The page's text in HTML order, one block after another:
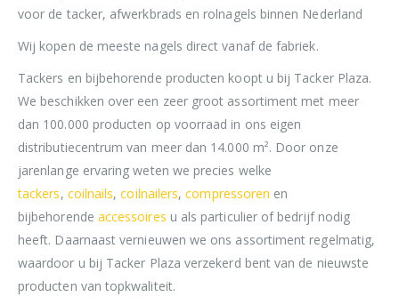
voor de tacker, afwerkbrads en rolnagels binnen Nederland
Wij kopen de meeste nagels direct vanaf de fabriek.
Tackers en bijbehorende producten koopt u bij Tacker Plaza.
We beschikken over een zeer groot assortiment met meer
dan 100.000 producten op voorraad in ons eigen
distributiecentrum van meer dan 14.000 m². Door onze
jarenlange ervaring weten we precies welke
tackers, coilnails,coilnailers,compressoren en
bijbehorende accessoires u als particulier of bedrijf nodig
heeft. Daarnaast vernieuwen we ons assortiment regelmatig,
waardoor u bij Tacker Plaza verzekerd bent van de nieuwste
producten van topkwaliteit.